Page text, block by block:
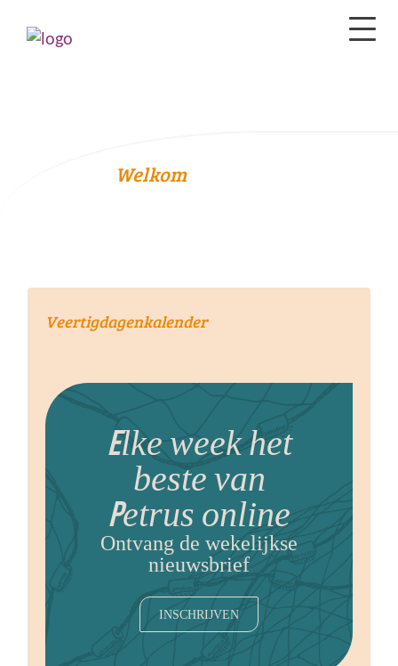
Welkom
Veertigdagenkalender
Elke week het
beste van
Petrus online
Ontvang de wekelijkse
nieuwsbrief
INSCHRIJVEN